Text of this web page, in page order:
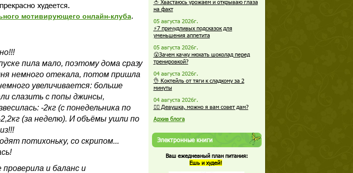
худеется.
мотивирующего онлайн-клуба.
пила мало, поэтому дома сразу
немного отекала, потом пришла
увеличивается: больше
слазить с попы джинсы,
-2кг (с понедельника по
(за неделю). И объёмы ушли по
потихоньку, со скрипом...
и баланс и
🍅 Хвастаюсь урожаем и открываю глаза
на факт
05 августа 2026г.
⚡7 причудливых подсказок для
уменьшения аппетита
05 августа 2026г.
😮Зачем качку нюхать шоколад перед
тренировкой?
04 августа 2026г.
👌 Коктейль от тяги к сладкому за 2
минуты
04 августа 2026г.
🏋️‍♀️ Девушка, можно я вам совет дам?
Архив блога
Электронные книги
Ваш ежедневный план питания:
Ешь и худей!